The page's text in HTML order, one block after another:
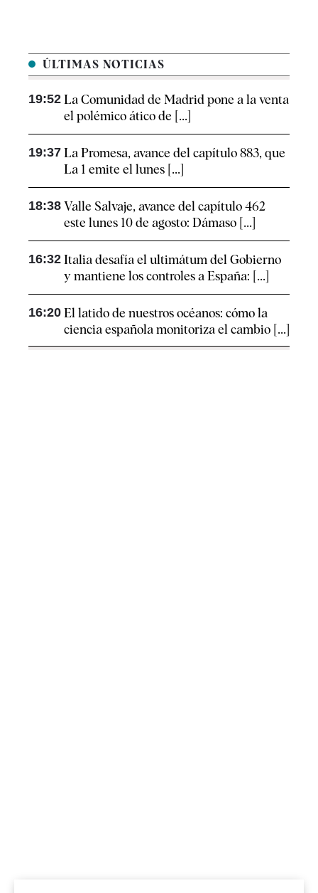
ÚLTIMAS NOTICIAS
19:52 La Comunidad de Madrid pone a la venta
el polémico ático de [...]
19:37 La Promesa, avance del capítulo 883, que
La 1 emite el lunes [...]
18:38 Valle Salvaje, avance del capítulo 462
este lunes 10 de agosto: Dámaso [...]
16:32 Italia desafía el ultimátum del Gobierno
y mantiene los controles a España: [...]
16:20 El latido de nuestros océanos: cómo la
ciencia española monitoriza el cambio [...]